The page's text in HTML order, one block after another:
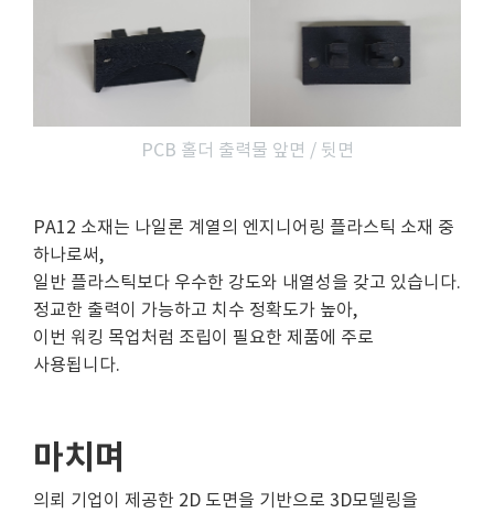
PCB 홀더 출력물 앞면 / 뒷면
PA12 소재는 나일론 계열의 엔지니어링 플라스틱 소재 중
하나로써,
일반 플라스틱보다 우수한 강도와 내열성을 갖고 있습니다.
정교한 출력이 가능하고 치수 정확도가 높아,
이번 워킹 목업처럼 조립이 필요한 제품에 주로
사용됩니다.
마치며
의뢰 기업이 제공한 2D 도면을 기반으로 3D모델링을